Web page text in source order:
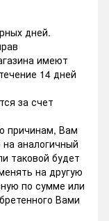
дней.
имеют
14 дней
за счет
причинам, Вам
аналогичный
таковой будет
на другую
по сумме или
Вами